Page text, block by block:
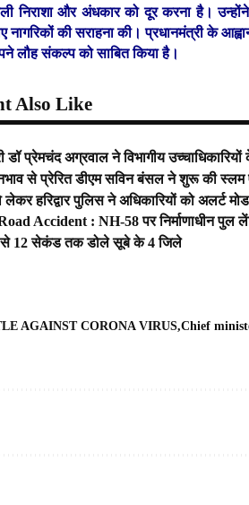
निराशा और अंधकार को दूर करना है।
नागरिकों की सराहना की। प्रधानमंत्री के
लौह संकल्प को साबित किया है।
Also Like
डॉ प्रेमचंद अग्रवाल ने विभागीय
से प्रेरित डीएम सविन बंसल ने शुरू की
हरिद्वार पुलिस ने अधिकारियों को अलर्ट
Accident : NH-58 पर निर्माणाधीन पुल
12 सेकंड तक डोले सूबे के 4 जिले
AGAINST CORONA VIRUS Chief